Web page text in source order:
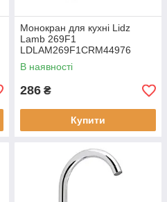
Монокран для кухні Lidz
Lamb 269F1
LDLAM269F1CRM44976
Chrome
В наявності
286 ₴
Купити